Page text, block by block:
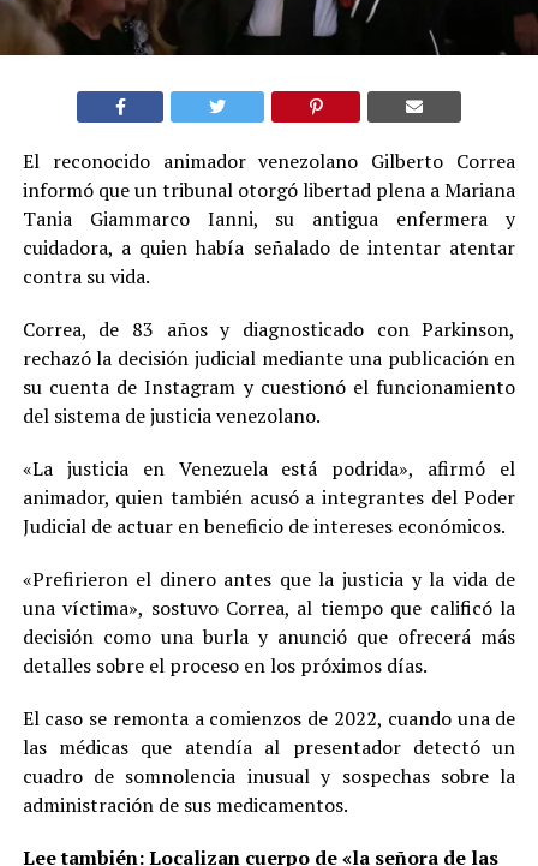
El reconocido animador venezolano Gilberto Correa
informó que un tribunal otorgó libertad plena a Mariana
Tania Giammarco Ianni, su antigua enfermera y
cuidadora, a quien había señalado de intentar atentar
contra su vida.
Correa, de 83 años y diagnosticado con Parkinson,
rechazó la decisión judicial mediante una publicación en
su cuenta de Instagram y cuestionó el funcionamiento
del sistema de justicia venezolano.
«La justicia en Venezuela está podrida», afirmó el
animador, quien también acusó a integrantes del Poder
Judicial de actuar en beneficio de intereses económicos.
«Prefirieron el dinero antes que la justicia y la vida de
una víctima», sostuvo Correa, al tiempo que calificó la
decisión como una burla y anunció que ofrecerá más
detalles sobre el proceso en los próximos días.
El caso se remonta a comienzos de 2022, cuando una de
las médicas que atendía al presentador detectó un
cuadro de somnolencia inusual y sospechas sobre la
administración de sus medicamentos.
Lee también:Localizan cuerpo de «la señora de las